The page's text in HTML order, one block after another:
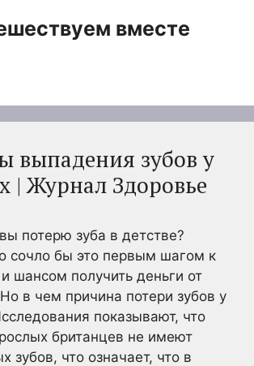
вместе
выпадения зубов у
| Журнал Здоровье
потерю зуба в детстве?
сочло бы это первым шагом к
шансом получить деньги от
в чем причина потери зубов у
показывают, что
британцев не имеют
зубов, что означает, что в